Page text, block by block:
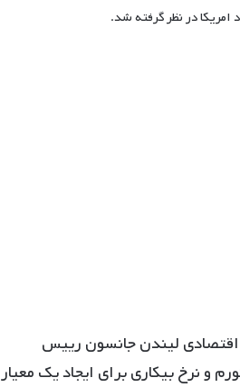
امریکا در نظر گرفته شد.
اقتصادی لیندن جانسون رییس
و نرخ بیکاری برای ایجاد یک معیار